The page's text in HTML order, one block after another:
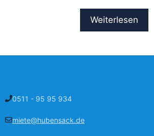
Weiterlesen
0511 - 95 95 934
miete@hubensack.de